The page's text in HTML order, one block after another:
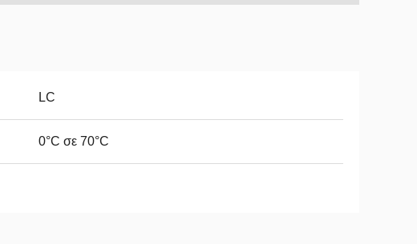
LC
0°C σε 70°C